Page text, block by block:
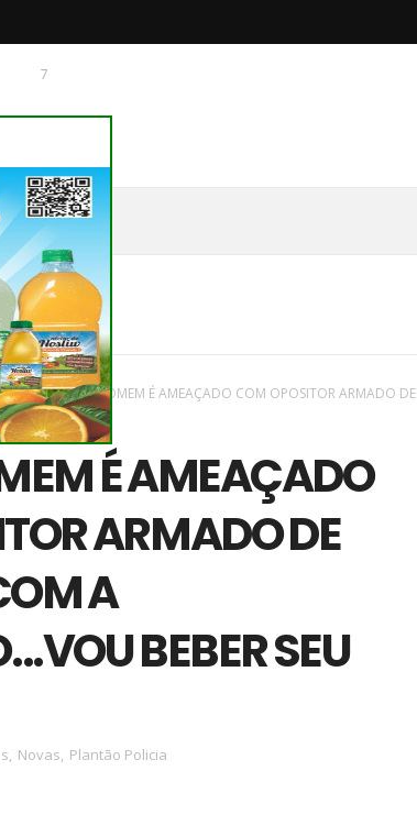
7
/ASSAÍ - HOMEM É AMEAÇADO COM OPOSITOR ARMADO DE
SEU SANGUE
É AMEAÇADO
ARMADO DE
A
BEBER SEU
, Novas, Plantão Policia